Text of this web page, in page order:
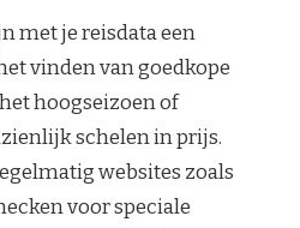
met je reisdata een
vinden van goedkope
hoogseizoen of
schelen in prijs.
websites zoals
voor speciale